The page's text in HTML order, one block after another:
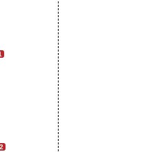
2